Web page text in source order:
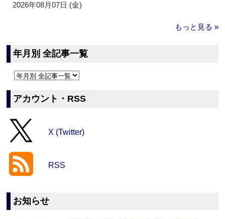
2026年08月07日 (金)
もっと見る »
年月別 全記事一覧
アカウント・RSS
X (Twitter)
RSS
お知らせ